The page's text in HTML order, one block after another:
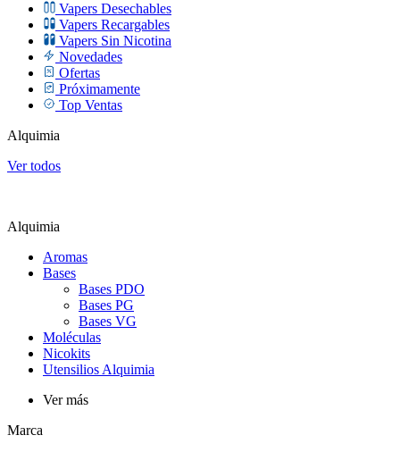
Vapers Desechables
Vapers Recargables
Vapers Sin Nicotina
Novedades
Ofertas
Próximamente
Top Ventas
Alquimia
Ver todos
Alquimia
Aromas
Bases
Bases PDO
Bases PG
Bases VG
Moléculas
Nicokits
Utensilios Alquimia
Ver más
Marca